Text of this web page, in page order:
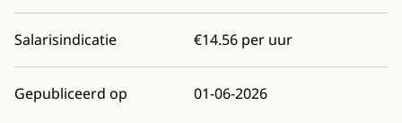
Salarisindicatie €14.56 per uur
Gepubliceerd op 01-06-2026